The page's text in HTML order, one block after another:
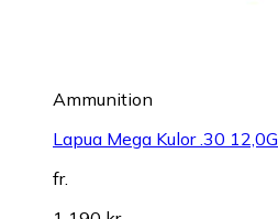
Ammunition
Lapua Mega Kulor .30 12,0G
fr.